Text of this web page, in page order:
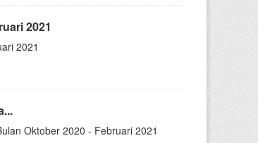
2021
2021
Oktober 2020 - Februari 2021